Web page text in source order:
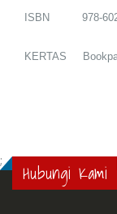
ISBN 978-602-
KERTAS
; Hubungi Kami